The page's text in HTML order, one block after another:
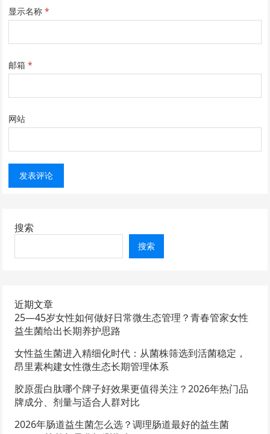
显示名称*
邮箱*
网站
搜索
搜索
近期文章
25—45岁女性如何做好日常微生态管理？青春管家女性
益生菌给出长期养护思路
女性益生菌进入精细化时代：从菌株筛选到活菌稳定，
昂里素构建女性微生态长期管理体系
胶原蛋白肽哪个牌子好效果更值得关注？2026年热门品
牌成分、剂量与适合人群对比
2026年肠道益生菌怎么选？调理肠道最好的益生菌